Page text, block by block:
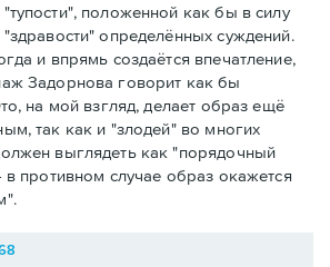
положенной как бы в силу
определённых суждений.
и впрямь создаётся впечатление,
Задорнова говорит как бы
на мой взгляд, делает образ ещё
так как и "злодей" во многих
выглядеть как "порядочный
в противном случае образ окажется